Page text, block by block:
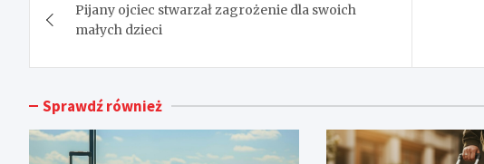
wpisu
Pijany ojciec stwarzał zagrożenie dla swoich
małych dzieci
Sprawdź również